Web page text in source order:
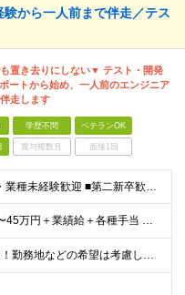
から一人前まで伴走／テス
置き去りにしない▼ テスト・開発
ートから始め、一人前のエンジニア
走します
学歴不問 ベテランOK
賞与複数月 面接1回
■学歴不問 ■職種・業種未経験歓迎 ■第二新卒歓迎 ■IT知識・プログラミング経験不問 《こんな方を歓迎します》 □未経験から本気でITエンジニアを目指したい方 □研修後に放置されない環境で成長した
月給24万2000円〜45万円＋業績給＋各種手当 ※経験・実績に応じ、当社規定により優遇 ※時間外労働分は別途支給 ■給与にプラスしてもらえる手当・インセンティブ 【各種手当あり】 ■役職手当／15
★U・Iターン歓迎！勤務地などの希望は考慮します ★転勤ナシ ※勤務地は希望を考慮します。 【大阪本社】 大阪府大阪市西区江戸堀2-2-1 アズワン別館8F 【東京事業所】 東京都新宿区四谷4-